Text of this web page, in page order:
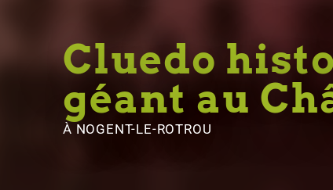
Cluedo
géant au
À NOGENT-LE-ROTROU